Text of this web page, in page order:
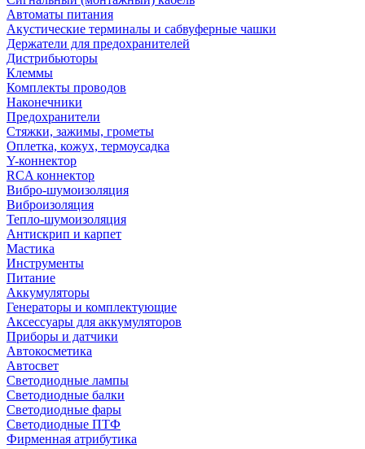
Автоматы питания
Акустические терминалы и сабвуферные чашки
Держатели для предохранителей
Дистрибьюторы
Клеммы
Комплекты проводов
Наконечники
Предохранители
Стяжки, зажимы, грометы
Оплетка, кожух, термоусадка
Y-коннектор
RCA коннектор
Вибро-шумоизоляция
Виброизоляция
Тепло-шумоизоляция
Антискрип и карпет
Мастика
Инструменты
Питание
Аккумуляторы
Генераторы и комплектующие
Аксессуары для аккумуляторов
Приборы и датчики
Автокосметика
Автосвет
Светодиодные лампы
Светодиодные балки
Светодиодные фары
Светодиодные ПТФ
Фирменная атрибутика